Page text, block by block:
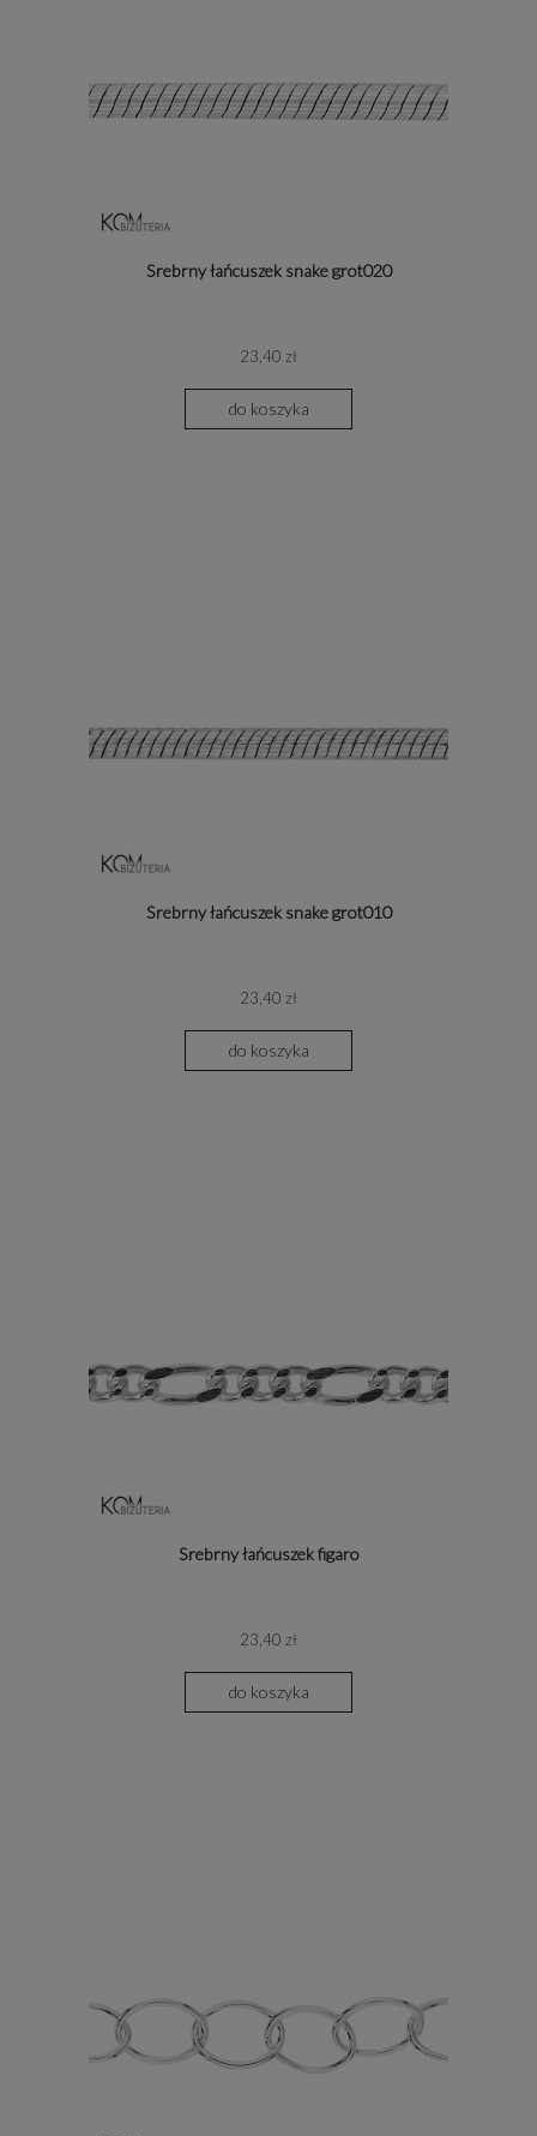
Srebrny łańcuszek snake grot020
23,40 zł
do koszyka
Srebrny łańcuszek snake grot010
23,40 zł
do koszyka
Srebrny łańcuszek figaro
23,40 zł
do koszyka